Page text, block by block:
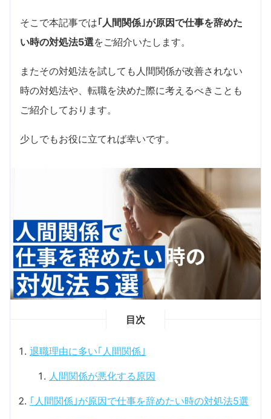
そこで本記事では｢人間関係｣が原因で仕事を辞めた
い時の対処法5選をご紹介いたします。
またその対処法を試しても人間関係が改善されない
時の対処法や、転職を決めた際に考えるべきことも
ご紹介しております。
少しでもお役に立てれば幸いです。
目次
退職理由に多い｢人間関係｣
人間関係が悪化する原因
｢人間関係｣が原因で仕事を辞めたい時の対処法5選